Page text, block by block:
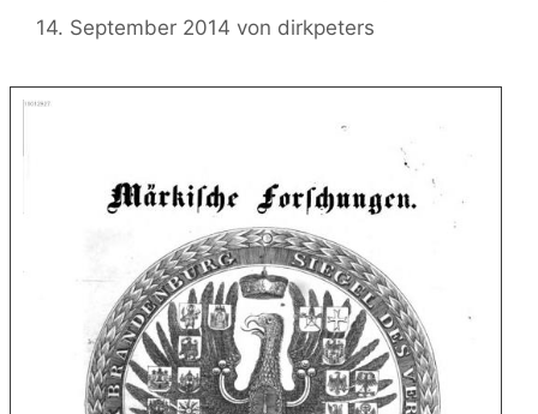
14. September 2014 von dirkpeters